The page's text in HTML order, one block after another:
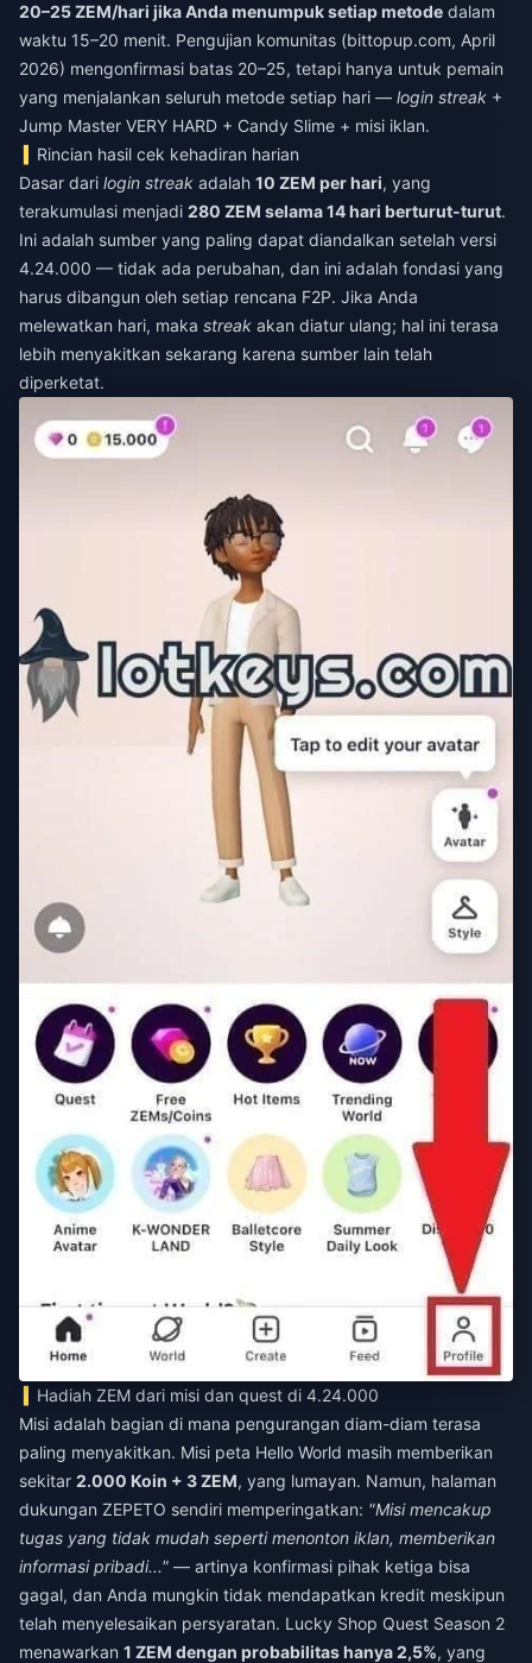
20–25 ZEM/hari jika Anda menumpuk setiap metode dalam
waktu 15–20 menit. Pengujian komunitas (bittopup.com, April
2026) mengonfirmasi batas 20–25, tetapi hanya untuk pemain
yang menjalankan seluruh metode setiap hari — login streak +
Jump Master VERY HARD + Candy Slime + misi iklan.
Rincian hasil cek kehadiran harian
Dasar dari login streak adalah 10 ZEM per hari, yang
terakumulasi menjadi 280 ZEM selama 14 hari berturut-turut.
Ini adalah sumber yang paling dapat diandalkan setelah versi
4.24.000 — tidak ada perubahan, dan ini adalah fondasi yang
harus dibangun oleh setiap rencana F2P. Jika Anda
melewatkan hari, maka streak akan diatur ulang; hal ini terasa
lebih menyakitkan sekarang karena sumber lain telah
diperketat.
Hadiah ZEM dari misi dan quest di 4.24.000
Misi adalah bagian di mana pengurangan diam-diam terasa
paling menyakitkan. Misi peta Hello World masih memberikan
sekitar 2.000 Koin + 3 ZEM, yang lumayan. Namun, halaman
dukungan ZEPETO sendiri memperingatkan: "Misi mencakup
tugas yang tidak mudah seperti menonton iklan, memberikan
informasi pribadi..." — artinya konfirmasi pihak ketiga bisa
gagal, dan Anda mungkin tidak mendapatkan kredit meskipun
telah menyelesaikan persyaratan. Lucky Shop Quest Season 2
menawarkan 1 ZEM dengan probabilitas hanya 2,5%, yang